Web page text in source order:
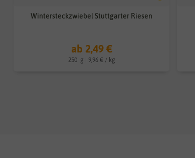
Wintersteckzwiebel Stuttgarter Riesen
ab 2,49 €
250 g | 9,96 € / kg